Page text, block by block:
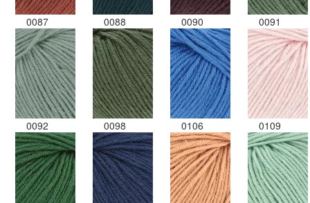
0087 0088 0090 0091
0092 0098 0106 0109